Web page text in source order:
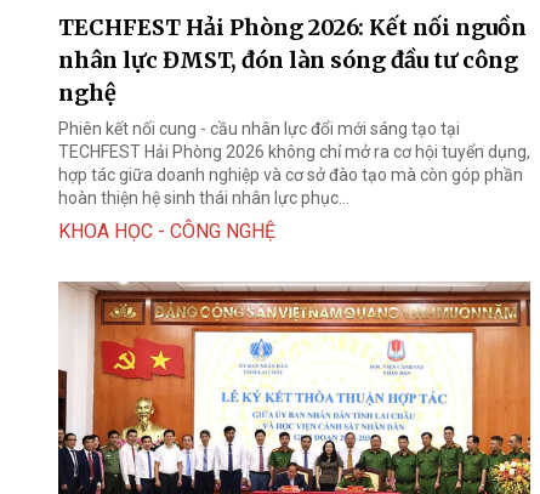
TECHFEST Hải Phòng 2026: Kết nối nguồn
nhân lực ĐMST, đón làn sóng đầu tư công
nghệ
Phiên kết nối cung - cầu nhân lực đổi mới sáng tạo tại
TECHFEST Hải Phòng 2026 không chỉ mở ra cơ hội tuyển dụng,
hợp tác giữa doanh nghiệp và cơ sở đào tạo mà còn góp phần
hoàn thiện hệ sinh thái nhân lực phục...
KHOA HỌC - CÔNG NGHỆ